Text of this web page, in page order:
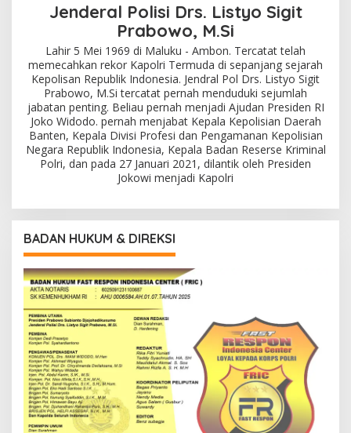
Jenderal Polisi Drs. Listyo Sigit
Prabowo, M.Si
Lahir 5 Mei 1969 di Maluku - Ambon. Tercatat telah
memecahkan rekor Kapolri Termuda di sepanjang sejarah
Kepolisan Republik Indonesia. Jendral Pol Drs. Listyo Sigit
Prabowo, M.Si tercatat pernah menduduki sejumlah
jabatan penting. Beliau pernah menjadi Ajudan Presiden RI
Joko Widodo. pernah menjabat Kepala Kepolisian Daerah
Banten, Kepala Divisi Profesi dan Pengamanan Kepolisian
Negara Republik Indonesia, Kepala Badan Reserse Kriminal
Polri, dan pada 27 Januari 2021, dilantik oleh Presiden
Jokowi menjadi Kapolri
BADAN HUKUM & DIREKSI